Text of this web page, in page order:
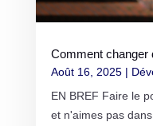
Comment changer
Août 16, 2025|
EN BREF Faire le
et n'aimes pas